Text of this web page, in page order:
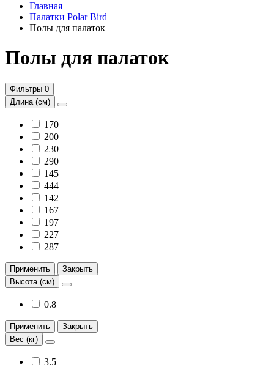
Главная
Палатки Polar Bird
Полы для палаток
Полы для палаток
Фильтры 0
Длина (см)
170
200
230
290
145
444
142
167
197
227
287
Применить
Закрыть
Высота (см)
0.8
Применить
Закрыть
Вес (кг)
3.5